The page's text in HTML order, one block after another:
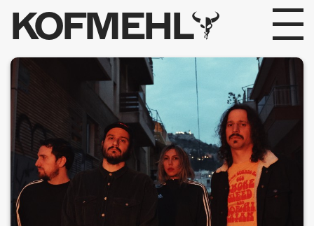
KOFMEHL
PROGRAMM
FABRIKGEFLÜSTER
GALERIE
FOTOGALERIE
PHOTOMAT